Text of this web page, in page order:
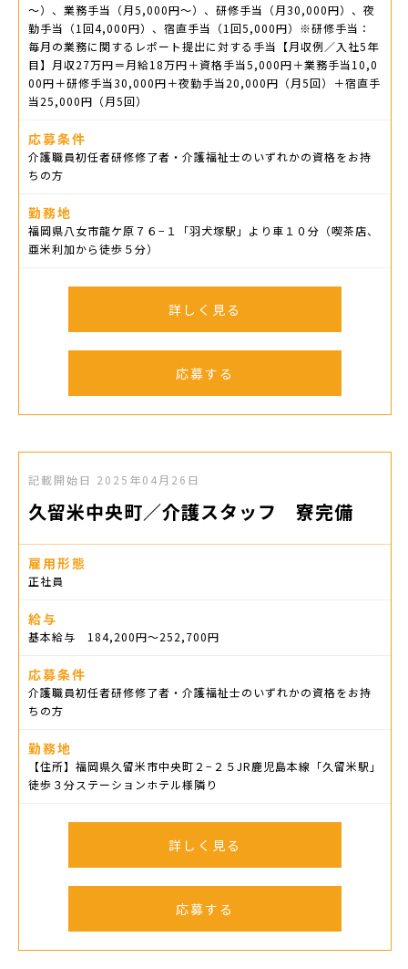
～）、業務手当（月5,000円～）、研修手当（月30,000円）、夜
勤手当（1回4,000円）、宿直手当（1回5,000円）※研修手当：
毎月の業務に関するレポート提出に対する手当【月収例／入社5年
目】月収27万円＝月給18万円＋資格手当5,000円＋業務手当10,0
00円＋研修手当30,000円＋夜勤手当20,000円（月5回）＋宿直手
当25,000円（月5回）
応募条件
介護職員初任者研修修了者・介護福祉士のいずれかの資格をお持
ちの方
勤務地
福岡県八女市龍ケ原７６−１「羽犬塚駅」より車１０分（喫茶店、
亜米利加から徒歩５分）
詳しく見る
応募する
記載開始日 2025年04月26日
久留米中央町／介護スタッフ 寮完備
雇用形態
正社員
給与
基本給与 184,200円〜252,700円
応募条件
介護職員初任者研修修了者・介護福祉士のいずれかの資格をお持
ちの方
勤務地
【住所】福岡県久留米市中央町２−２５JR鹿児島本線「久留米駅」
徒歩３分ステーションホテル様隣り
詳しく見る
応募する